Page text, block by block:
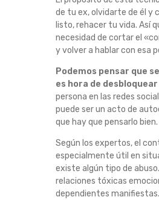
de tu ex, olvidarte de él y
listo, rehacer tu vida. Así
necesidad de cortar el
y volver a hablar con esa
Podemos pensar que
es hora de desbloquear
persona en las redes
puede ser un acto de
que hay que pensarlo bien.
Según los expertos, el
especialmente útil en
existe algún tipo de
relaciones tóxicas
dependientes manifiestas.